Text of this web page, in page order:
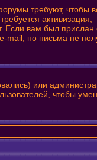
требуют, чтобы
вам был прислан
но письма не
или
чтобы